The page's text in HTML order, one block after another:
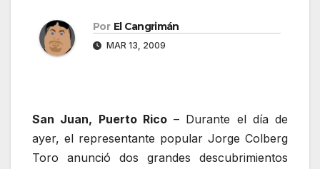
Por El Cangrimán
MAR 13, 2009
San Juan, Puerto Rico– Durante el día de
ayer, el representante popular Jorge Colberg
Toro anunció dos grandes descubrimientos